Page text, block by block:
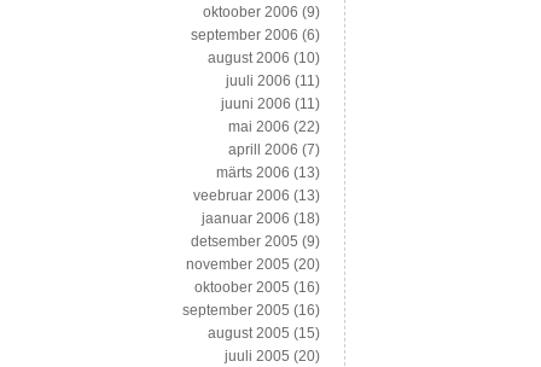
oktoober 2006 (9)
september 2006 (6)
august 2006 (10)
juuli 2006 (11)
juuni 2006 (11)
mai 2006 (22)
aprill 2006 (7)
märts 2006 (13)
veebruar 2006 (13)
jaanuar 2006 (18)
detsember 2005 (9)
november 2005 (20)
oktoober 2005 (16)
september 2005 (16)
august 2005 (15)
juuli 2005 (20)